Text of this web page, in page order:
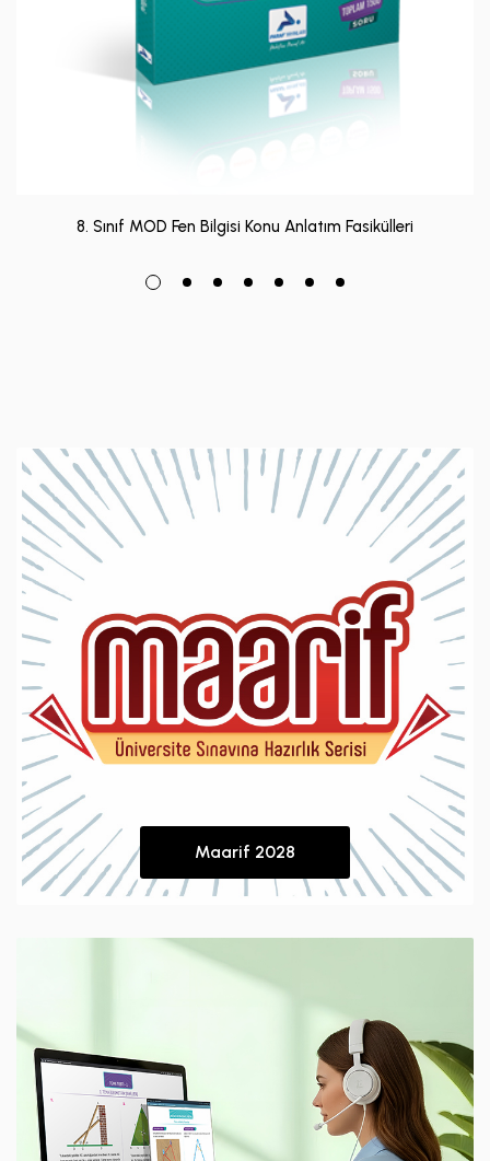
8. Sınıf MOD Fen Bilgisi Konu Anlatım Fasikülleri
Maarif 2028